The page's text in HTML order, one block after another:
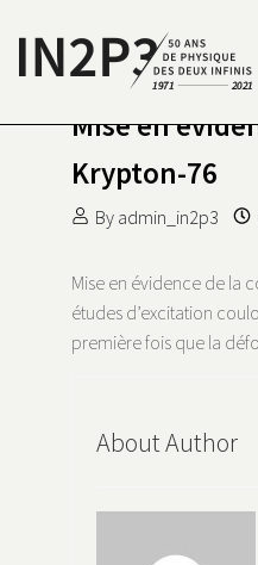
Skip to content
50 ANS DE
DEUX INFINISMise en
Krypton-76
By admin_in2p3
Mise en évidence de la
études d’excitation
première fois que la
About Author